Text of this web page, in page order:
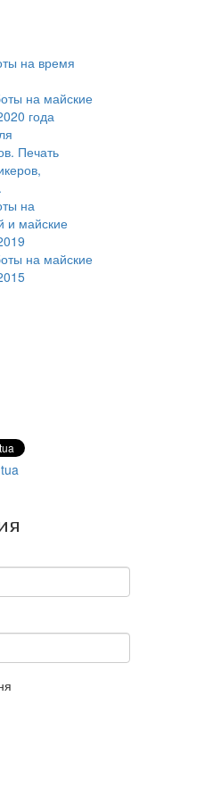
на время
на майские
года
Печать
на
и майские
на майские